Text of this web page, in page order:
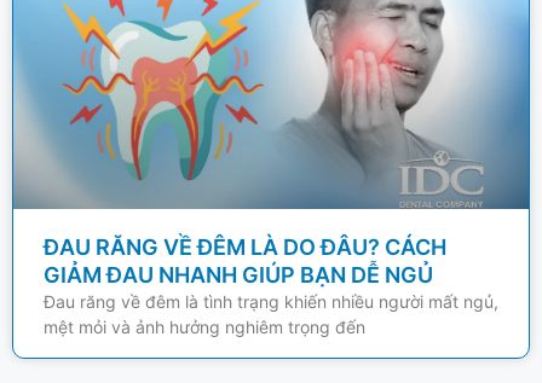
ĐAU RĂNG VỀ ĐÊM LÀ DO ĐÂU? CÁCH
GIẢM ĐAU NHANH GIÚP BẠN DỄ NGỦ
Đau răng về đêm là tình trạng khiến nhiều người mất ngủ,
mệt mỏi và ảnh hưởng nghiêm trọng đến